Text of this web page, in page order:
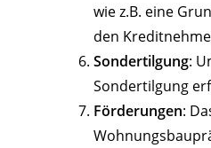
wie z.B. eine
den
Sondertilgung:
Sondertilgung
Förderungen: